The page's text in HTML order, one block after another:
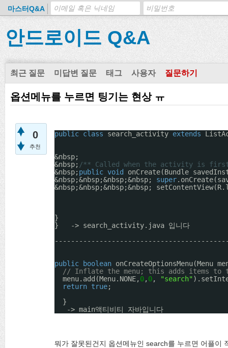
마스터Q&A
안드로이드 Q&A
최근 질문 미답변 질문 태그 사용자 질문하기
옵션메뉴를 누르면 팅기는 현상 ㅠ
0
추천
public class search_activity extends
&nbsp;
&nbsp; /** Called when the activity is
&nbsp;public void
onCreate(Bundle
&nbsp;&nbsp;&nbsp;&nbsp; super
&nbsp;&nbsp;&nbsp;&nbsp;
}
}   -> search_activity.java 입니다
public boolean onCreateOptionsMenu(Menu
// Inflate the menu; this adds items
menu.add(Menu.NONE,0,0, "search"
return true;
}
-> main액티비티 자바입니다
뭐가 잘못된건지 옵션메뉴인 search를 누르면 어플이